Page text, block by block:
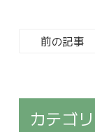
前の記事
カテゴリ